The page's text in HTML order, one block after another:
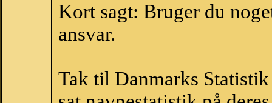
Kort sagt: Bruger du
ansvar.
Tak til Danmarks